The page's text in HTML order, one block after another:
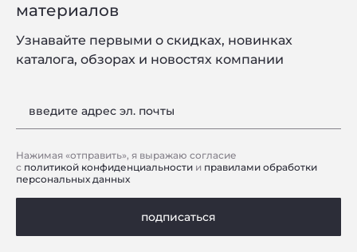
материалов
Узнавайте первыми о скидках, новинках
каталога, обзорах и новостях компании
введите адрес эл. почты
Нажимая «отправить», я выражаю согласие
с политикой конфиденциальности и правилами обработки
персональных данных
подписаться